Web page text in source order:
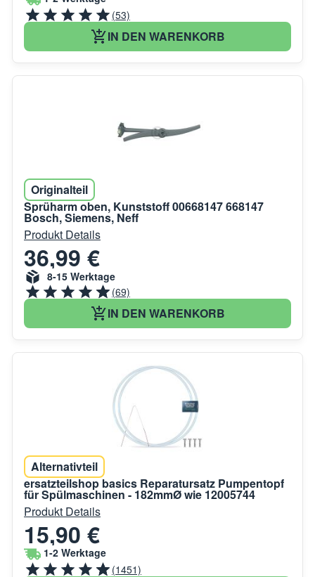
(53)
IN DEN WARENKORB
Originalteil
Sprüharm oben, Kunststoff 00668147 668147
Bosch, Siemens, Neff
Produkt Details
36,99 €
8-15 Werktage
(69)
IN DEN WARENKORB
Alternativteil
ersatzteilshop basics Reparatursatz Pumpentopf
für Spülmaschinen - 182mmØ wie 12005744
Produkt Details
15,90 €
1-2 Werktage
(1451)